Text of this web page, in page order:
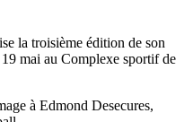
la troisième édition de son
mai au Complexe sportif de
à Edmond Desecures,